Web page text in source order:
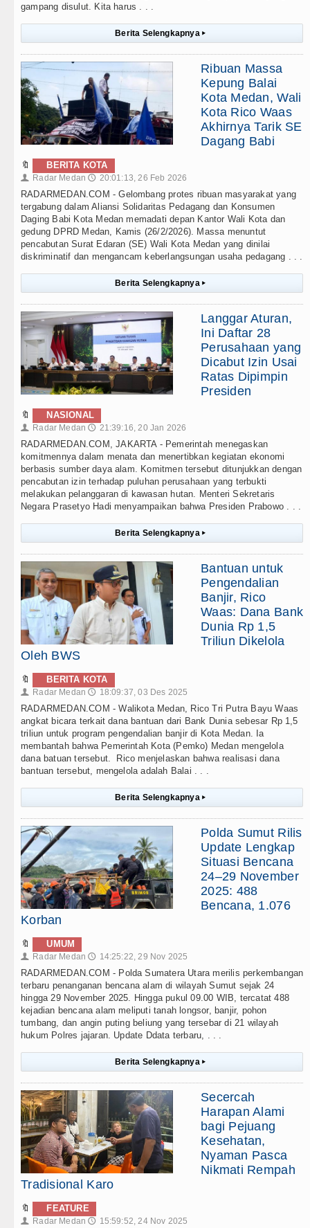
gampang disulut. Kita harus . . .
Berita Selengkapnya ▸
Ribuan Massa
Kepung Balai
Kota Medan, Wali
Kota Rico Waas
Akhirnya Tarik SE
Dagang Babi
🔖 BERITA KOTA
👤 Radar Medan 🕔 20:01:13, 26 Feb 2026
RADARMEDAN.COM - Gelombang protes ribuan masyarakat yang
tergabung dalam Aliansi Solidaritas Pedagang dan Konsumen
Daging Babi Kota Medan memadati depan Kantor Wali Kota dan
gedung DPRD Medan, Kamis (26/2/2026). Massa menuntut
pencabutan Surat Edaran (SE) Wali Kota Medan yang dinilai
diskriminatif dan mengancam keberlangsungan usaha pedagang . . .
Berita Selengkapnya ▸
Langgar Aturan,
Ini Daftar 28
Perusahaan yang
Dicabut Izin Usai
Ratas Dipimpin
Presiden
🔖 NASIONAL
👤 Radar Medan 🕔 21:39:16, 20 Jan 2026
RADARMEDAN.COM, JAKARTA - Pemerintah menegaskan
komitmennya dalam menata dan menertibkan kegiatan ekonomi
berbasis sumber daya alam. Komitmen tersebut ditunjukkan dengan
pencabutan izin terhadap puluhan perusahaan yang terbukti
melakukan pelanggaran di kawasan hutan. Menteri Sekretaris
Negara Prasetyo Hadi menyampaikan bahwa Presiden Prabowo . . .
Berita Selengkapnya ▸
Bantuan untuk
Pengendalian
Banjir, Rico
Waas: Dana Bank
Dunia Rp 1,5
Triliun Dikelola
Oleh BWS
🔖 BERITA KOTA
👤 Radar Medan 🕔 18:09:37, 03 Des 2025
RADARMEDAN.COM - Walikota Medan, Rico Tri Putra Bayu Waas
angkat bicara terkait dana bantuan dari Bank Dunia sebesar Rp 1,5
triliun untuk program pengendalian banjir di Kota Medan. Ia
membantah bahwa Pemerintah Kota (Pemko) Medan mengelola
dana batuan tersebut. Rico menjelaskan bahwa realisasi dana
bantuan tersebut, mengelola adalah Balai . . .
Berita Selengkapnya ▸
Polda Sumut Rilis
Update Lengkap
Situasi Bencana
24–29 November
2025: 488
Bencana, 1.076
Korban
🔖 UMUM
👤 Radar Medan 🕔 14:25:22, 29 Nov 2025
RADARMEDAN.COM - Polda Sumatera Utara merilis perkembangan
terbaru penanganan bencana alam di wilayah Sumut sejak 24
hingga 29 November 2025. Hingga pukul 09.00 WIB, tercatat 488
kejadian bencana alam meliputi tanah longsor, banjir, pohon
tumbang, dan angin puting beliung yang tersebar di 21 wilayah
hukum Polres jajaran. Update Ddata terbaru, . . .
Berita Selengkapnya ▸
Secercah
Harapan Alami
bagi Pejuang
Kesehatan,
Nyaman Pasca
Nikmati Rempah
Tradisional Karo
🔖 FEATURE
👤 Radar Medan 🕔 15:59:52, 24 Nov 2025